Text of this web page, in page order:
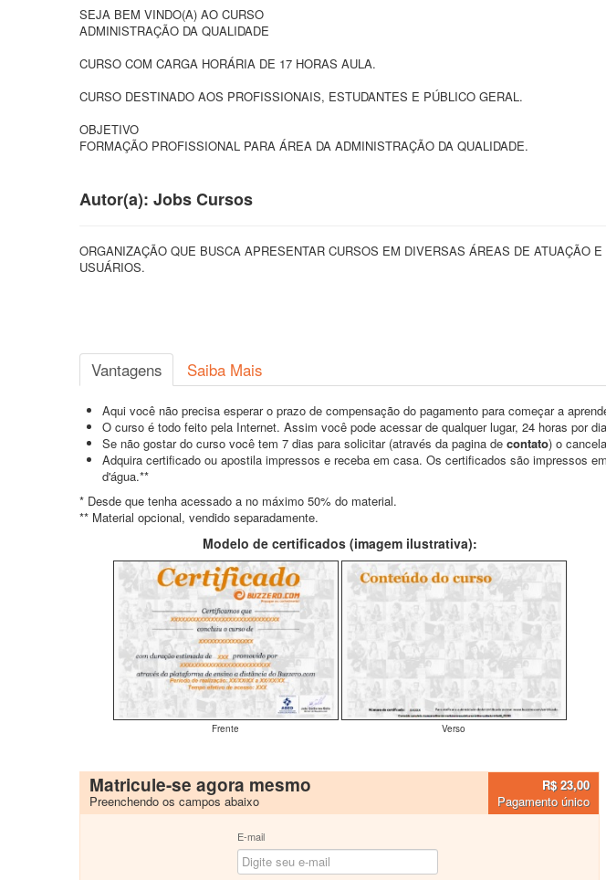
SEJA BEM VINDO(A) AO CURSO
ADMINISTRAÇÃO DA QUALIDADE
CURSO COM CARGA HORÁRIA DE 17 HORAS AULA.
CURSO DESTINADO AOS PROFISSIONAIS, ESTUDANTES E PÚBLICO GERAL.
OBJETIVO
FORMAÇÃO PROFISSIONAL PARA ÁREA DA ADMINISTRAÇÃO DA QUALIDADE.
Autor(a): Jobs Cursos
ORGANIZAÇÃO QUE BUSCA APRESENTAR CURSOS EM DIVERSAS ÁREAS DE ATUAÇÃO
USUÁRIOS.
Vantagens Saiba Mais
Aqui você não precisa esperar o prazo de compensação do pagamento para começar a
O curso é todo feito pela Internet. Assim você pode acessar de qualquer lugar, 24 horas por
Se não gostar do curso você tem 7 dias para solicitar (através da pagina de contato) o
Adquira certificado ou apostila impressos e receba em casa. Os certificados são impressos
d'água.**
* Desde que tenha acessado a no máximo 50% do material.
** Material opcional, vendido separadamente.
Modelo de certificados (imagem ilustrativa):
Frente Verso
Matricule-se agora mesmo
Preenchendo os campos abaixo
R$ 23,00
Pagamento único
E-mail